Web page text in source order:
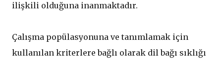
ilişkili olduğuna inanmaktadır.
Çalışma popülasyonuna ve tanımlamak için
kullanılan kriterlere bağlı olarak dil bağı sıklığı